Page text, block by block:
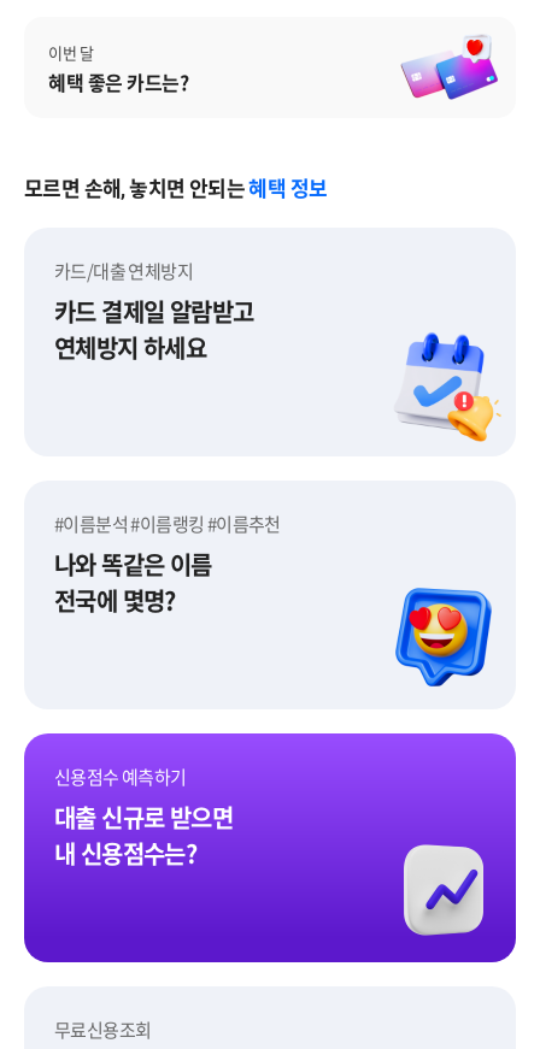
이번 달
혜택 좋은 카드는?
모르면 손해, 놓치면 안되는혜택 정보
카드/대출 연체방지
카드 결제일 알람받고
연체방지 하세요
#이름분석 #이름랭킹 #이름추천
나와 똑같은 이름
전국에 몇명?
신용점수 예측하기
대출 신규로 받으면
내 신용점수는?
무료신용조회